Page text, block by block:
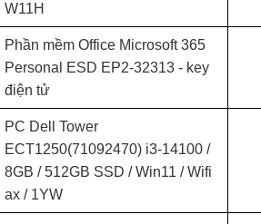
W11H
Phần mềm Office Microsoft 365
Personal ESD EP2-32313 - key
điện tử
PC Dell Tower
ECT1250(71092470) i3-14100 /
8GB / 512GB SSD / Win11 / Wifi
ax / 1YW